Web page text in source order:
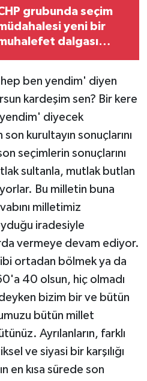
grubunda seçim
yeni bir
dalgası
hep ben yendim' diyen
kardeşim sen? Bir kere
yendim' diyecek
kurultayın sonuçlarını
seçimlerin sonuçlarını
sultanla, mutlak butlan
Bu milletin buna
milletimiz
iradesiyle
vermeye devam ediyor.
ortadan bölmek ya da
40 olsun, hiç olmadı
bizim bir ve bütün
bütün millet
Ayrılanların, farklı
ve siyasi bir karşılığı
en kısa sürede son